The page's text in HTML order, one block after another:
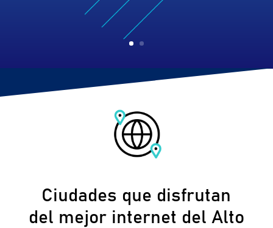
Ciudades que disfrutan
del mejor internet del Alto